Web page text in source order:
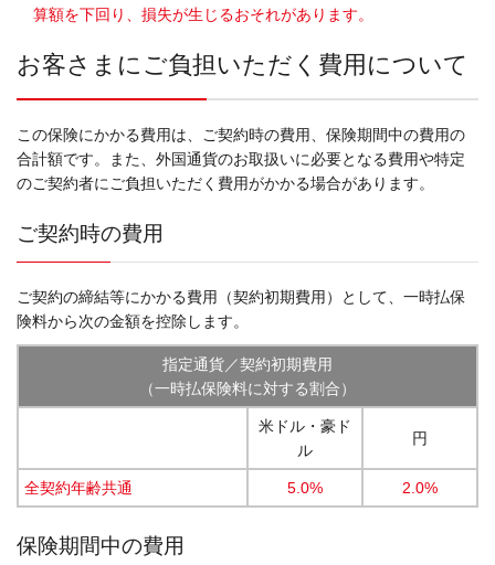
算額を下回り、損失が生じるおそれがあります。
お客さまにご負担いただく費用について
この保険にかかる費用は、ご契約時の費用、保険期間中の費用の
合計額です。また、外国通貨のお取扱いに必要となる費用や特定
のご契約者にご負担いただく費用がかかる場合があります。
ご契約時の費用
ご契約の締結等にかかる費用（契約初期費用）として、一時払保
険料から次の金額を控除します。
指定通貨／契約初期費用
（一時払保険料に対する割合）
米ドル・豪ド
ル
円
全契約年齢共通 5.0% 2.0%
保険期間中の費用